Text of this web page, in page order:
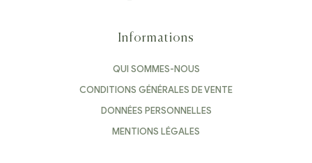
Informations
QUI SOMMES-NOUS
CONDITIONS GÉNÉRALES DE VENTE
DONNÉES PERSONNELLES
MENTIONS LÉGALES